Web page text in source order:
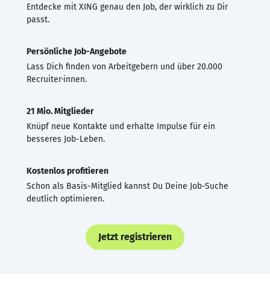
Entdecke mit XING genau den Job, der wirklich zu Dir
passt.
Persönliche Job-Angebote
Lass Dich finden von Arbeitgebern und über 20.000
Recruiter·innen.
21 Mio. Mitglieder
Knüpf neue Kontakte und erhalte Impulse für ein
besseres Job-Leben.
Kostenlos profitieren
Schon als Basis-Mitglied kannst Du Deine Job-Suche
deutlich optimieren.
Jetzt registrieren